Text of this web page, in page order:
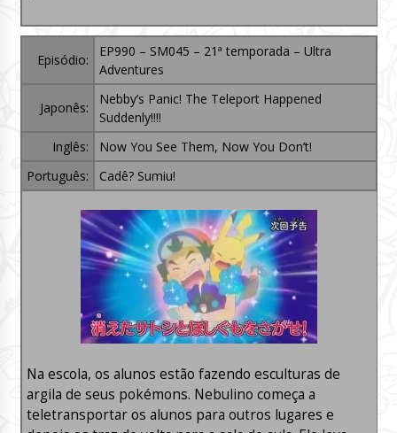
Episódio:
EP990 – SM045 – 21ª temporada – Ultra
Adventures
Japonês:
Nebby’s Panic! The Teleport Happened
Suddenly!!!!
Inglês:
Now You See Them, Now You Don’t!
Português:
Cadê? Sumiu!
Na escola, os alunos estão fazendo esculturas de
argila de seus pokémons. Nebulino começa a
teletransportar os alunos para outros lugares e